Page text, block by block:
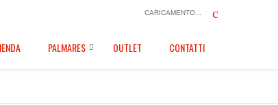
CARICAMENTO...
PALMARES OUTLET CONTATTI